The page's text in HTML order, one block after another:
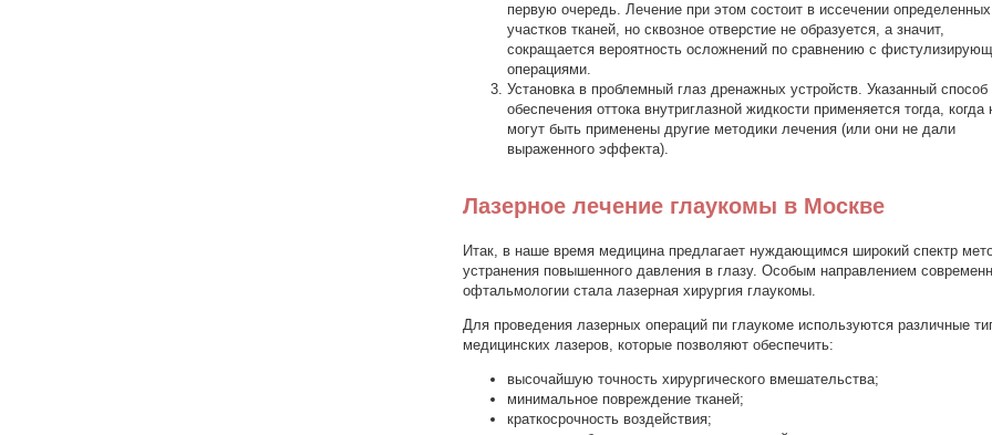
первую очередь. Лечение при этом состоит в иссечении определенных
участков тканей, но сквозное отверстие не образуется, а значит,
сокращается вероятность осложнений по сравнению с
операциями.
Установка в проблемный глаз дренажных устройств. Указанный способ
обеспечения оттока внутриглазной жидкости применяется тогда, когда
могут быть применены другие методики лечения (или они не дали
выраженного эффекта).
Лазерное лечение глаукомы в Москве
Итак, в наше время медицина предлагает нуждающимся широкий спектр
устранения повышенного давления в глазу. Особым направлением
офтальмологии стала лазерная хирургия глаукомы.
Для проведения лазерных операций пи глаукоме используются различные
медицинских лазеров, которые позволяют обеспечить:
высочайшую точность хирургического вмешательства;
минимальное повреждение тканей;
краткосрочность воздействия;